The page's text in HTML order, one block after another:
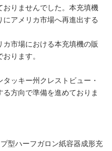
おりませんでした。本充填機
アメリカ市場へ再進出する
市場における本充填機の販
ります。
ッキー州クレストビュー・
方向で準備を進めておりま
ハーフガロン紙容器成形充